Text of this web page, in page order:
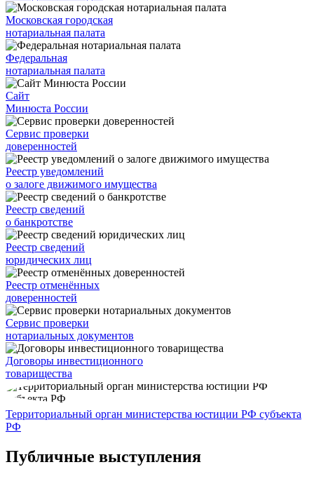
Московская городская
нотариальная палата
Федеральная
нотариальная палата
Сайт
Минюста России
Сервис проверки
доверенностей
Реестр уведомлений
о залоге движимого имущества
Реестр сведений
о банкротстве
Реестр сведений
юридических лиц
Реестр отменённых
доверенностей
Сервис проверки
нотариальных документов
Договоры инвестиционного
товарищества
Территориальный орган министерства юстиции РФ субъекта
РФ
Публичные выступления